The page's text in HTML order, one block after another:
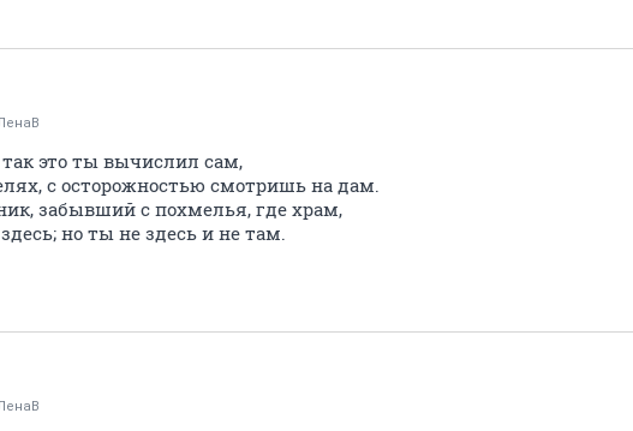
это ты вычислил сам,
с осторожностью смотришь на дам.
забывший с похмелья, где храм,
но ты не здесь и не там.